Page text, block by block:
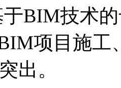
BIM技术
项目施工
出。